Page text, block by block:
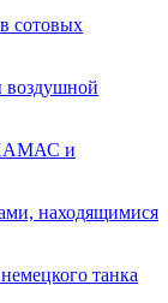
сотовых
воздушной
ХАМАС и
находящимися
танка